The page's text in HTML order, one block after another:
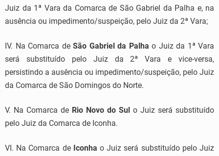
Juiz da 1ª Vara da Comarca de São Gabriel da Palha e, na
ausência ou impedimento/suspeição, pelo Juiz da 2ª Vara;
IV. Na Comarca de São Gabriel da Palha o Juiz da 1ª Vara
será substituído pelo Juiz da 2ª Vara e vice-versa,
persistindo a ausência ou impedimento/suspeição, pelo Juiz
da Comarca de São Domingos do Norte.
V. Na Comarca de Rio Novo do Sul o Juiz será substituído
pelo Juiz da Comarca de Iconha.
VI. Na Comarca de Iconha o Juiz será substituído pelo Juiz